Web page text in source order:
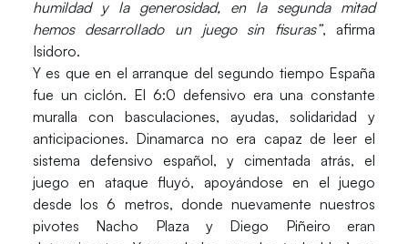
humildad y la generosidad, en la segunda mitad
hemos desarrollado un juego sin fisuras”, afirma
Isidoro.
Y es que en el arranque del segundo tiempo España
fue un ciclón. El 6:0 defensivo era una constante
muralla con basculaciones, ayudas, solidaridad y
anticipaciones. Dinamarca no era capaz de leer el
sistema defensivo español, y cimentada atrás, el
juego en ataque fluyó, apoyándose en el juego
desde los 6 metros, donde nuevamente nuestros
pivotes Nacho Plaza y Diego Piñeiro eran